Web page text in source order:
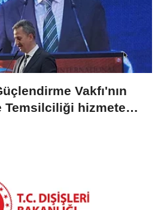
Vakfı'nın
Temsilciliği hizmete